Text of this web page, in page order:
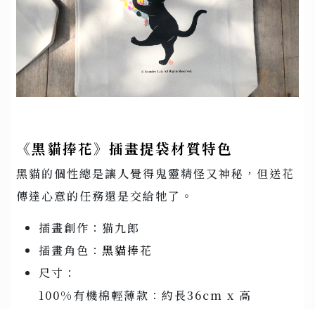
《黑貓捧花》插畫提袋材質特色
黑貓的個性總是讓人覺得鬼靈精怪又神秘，但送花
傳達心意的任務還是交給牠了。
插畫創作：猫九郎
插畫角色： 黑貓捧花
尺寸：
100%有機棉輕薄款：約長36cm x 高